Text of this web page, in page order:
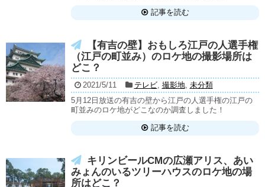
記事を読む
【有吉の壁】おもしろ江戸の人選手権
（江戸の町並み）のロケ地の撮影場所は
どこ？
2021/5/11 テレビ, 撮影地, 未分類
5月12日放送の有吉の壁から江戸の人選手権の江戸の
町並みのロケ地がどこなのか調査しました！
記事を読む
キリンビールCMの広瀬アリス、あい
みょんのいるツリーハウスのロケ地の場
所はどこ？